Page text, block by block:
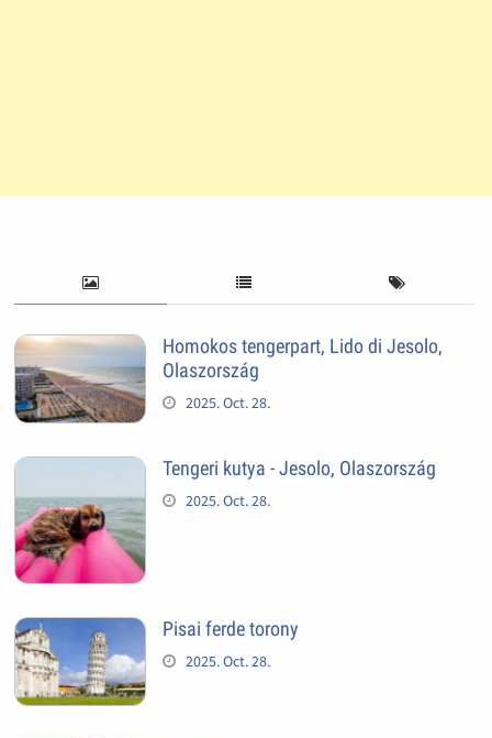
Homokos tengerpart, Lido di Jesolo,
Olaszország
2025. Oct. 28.
Tengeri kutya - Jesolo, Olaszország
2025. Oct. 28.
Pisai ferde torony
2025. Oct. 28.